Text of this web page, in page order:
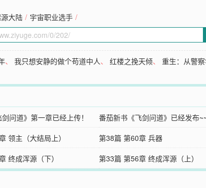
大陆 / 宇宙职业选手 /
、我只想安静的做个苟道中人、红楼之挽天倾、重生：从警
问道》第一章已经上传！
番茄新书《飞剑问道》已经发布
领主（大结局上）
第38篇 第60章 兵器
终成浑源（下） 第33篇 第56章 终成浑源（上）